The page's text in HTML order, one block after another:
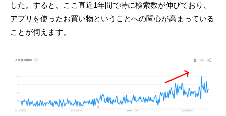
した。すると、ここ直近1年間で特に検索数が伸びており、
アプリを使ったお買い物ということへの関心が高まっている
ことが伺えます。